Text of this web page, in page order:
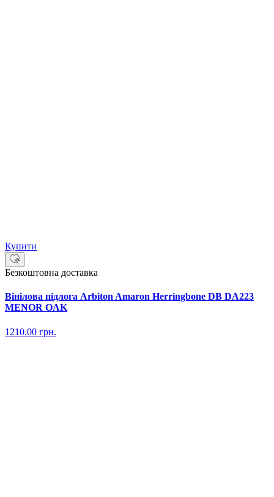
Купити
Безкоштовна доставка
Вінілова підлога Arbiton Amaron Herringbone DB DA223
MENOR OAK
1210.00 грн.